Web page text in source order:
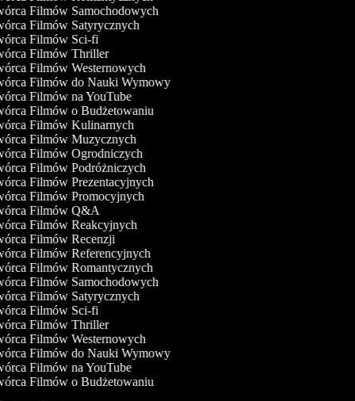
Filmów Samochodowych
Filmów Satyrycznych
Filmów Sci-fi
Filmów Thriller
Filmów Westernowych
Filmów do Nauki Wymowy
Filmów na YouTube
Filmów o Budżetowaniu
Filmów Kulinarnych
Filmów Muzycznych
Filmów Ogrodniczych
Filmów Podróżniczych
Filmów Prezentacyjnych
Filmów Promocyjnych
Filmów Q&A
Filmów Reakcyjnych
Filmów Recenzji
Filmów Referencyjnych
Filmów Romantycznych
Filmów Samochodowych
Filmów Satyrycznych
Filmów Sci-fi
Filmów Thriller
Filmów Westernowych
Filmów do Nauki Wymowy
Filmów na YouTube
Filmów o Budżetowaniu